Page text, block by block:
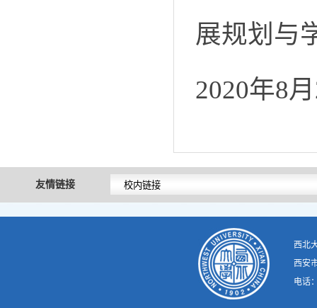
展规划与
2020年8月
友情链接
西北
西安
电话